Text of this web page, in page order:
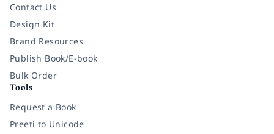
Contact Us
Design Kit
Brand Resources
Publish Book/E-book
Bulk Order
Tools
Request a Book
Preeti to Unicode